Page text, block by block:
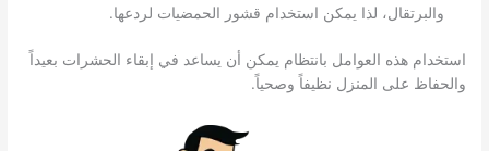
والبرتقال، لذا يمكن استخدام قشور الحمضيات لردعها.
استخدام هذه العوامل بانتظام يمكن أن يساعد في إبقاء الحشرات بعيداً
والحفاظ على المنزل نظيفاً وصحياً.